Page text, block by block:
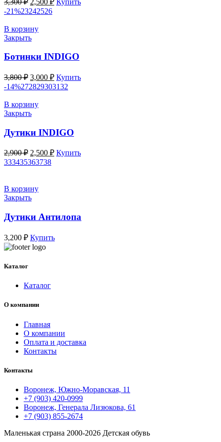
цена
составляла
3,300 ₽.
цена:
-21%23242526
В корзину
Закрыть
Ботинки INDIGO
3,800₽ Первоначальная
цена
составляла
3,800 ₽.
3,000 ₽Текущая
цена:
Купить
-14%272829303132
В корзину
Закрыть
Дутики INDIGO
2,900₽ Первоначальная
цена
составляла
2,500 ₽Текущая
цена:
Купить
333435363738
В корзину
Закрыть
Дутики Антилопа
3,200 ₽ Купить
Каталог
Каталог
О компании
Главная
О компании
Оплата и доставка
Контакты
Контакты
Воронеж, Южно-Моравская, 11
+7 (903) 420-0999
Воронеж, Генерала Лизюкова, 61
+7 (903) 855-2674
Маленькая страна 2000-2026 Детская обувь